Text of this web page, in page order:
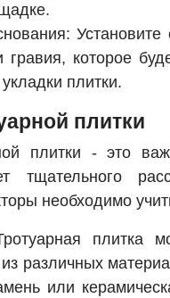
Установите
гравия, которое
плитки.
плитки
плитки - это
тщательного
необходимо
плитка
различных
или